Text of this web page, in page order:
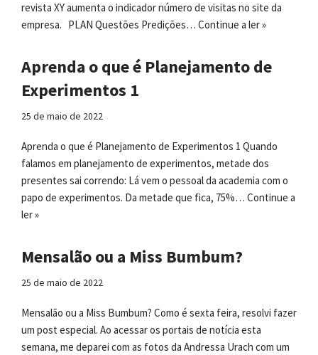
revista XY aumenta o indicador número de visitas no site da
empresa. PLAN Questões Predições… Continue a ler »
Aprenda o que é Planejamento de
Experimentos 1
25 de maio de 2022
Aprenda o que é Planejamento de Experimentos 1 Quando
falamos em planejamento de experimentos, metade dos
presentes sai correndo: Lá vem o pessoal da academia com o
papo de experimentos. Da metade que fica, 75%… Continue a
ler »
Mensalão ou a Miss Bumbum?
25 de maio de 2022
Mensalão ou a Miss Bumbum? Como é sexta feira, resolvi fazer
um post especial. Ao acessar os portais de notícia esta
semana, me deparei com as fotos da Andressa Urach com um